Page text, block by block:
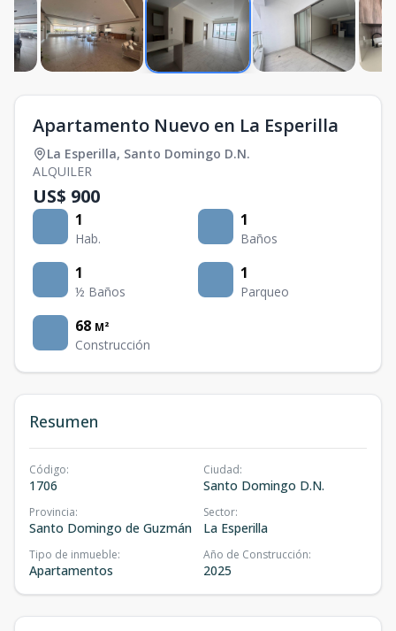
Apartamento Nuevo en La Esperilla
La Esperilla, Santo Domingo D.N.
ALQUILER
US$ 900
1
Hab.
1
Baños
1
½ Baños
1
Parqueo
68 M²
Construcción
Resumen
Código:
1706
Ciudad:
Santo Domingo D.N.
Provincia:
Santo Domingo de Guzmán
Sector:
La Esperilla
Tipo de inmueble:
Apartamentos
Año de Construcción:
2025